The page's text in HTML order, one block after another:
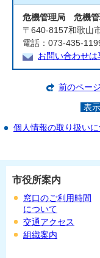
危機管理局 危機
〒640-8157和歌山
電話：073-435-
お問い合わせは
前のペー
表示
個人情報の取り扱い
市役所案内
窓口のご利用時間
について
交通アクセス
組織案内